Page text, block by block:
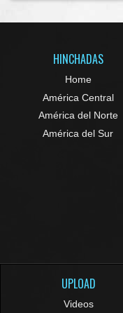
HINCHADAS
Home
América Central
América del Norte
América del Sur
UPLOAD
Videos